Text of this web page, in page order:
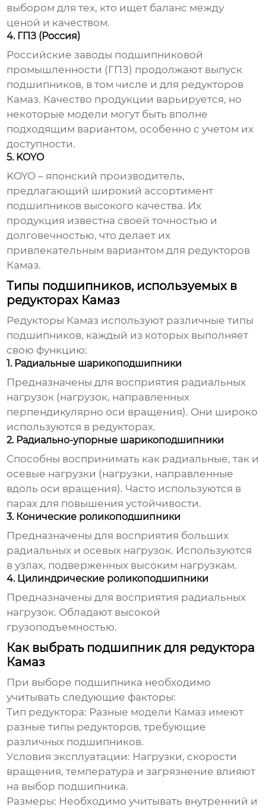
выбором для тех, кто ищет баланс между
ценой и качеством.
4. ГПЗ (Россия)
Российские заводы подшипниковой
промышленности (ГПЗ) продолжают выпуск
подшипников, в том числе и для редукторов
Камаз. Качество продукции варьируется, но
некоторые модели могут быть вполне
подходящим вариантом, особенно с учетом их
доступности.
5. KOYO
KOYO – японский производитель,
предлагающий широкий ассортимент
подшипников высокого качества. Их
продукция известна своей точностью и
долговечностью, что делает их
привлекательным вариантом для редукторов
Камаз.
Типы подшипников, используемых в
редукторах Камаз
Редукторы Камаз используют различные типы
подшипников, каждый из которых выполняет
свою функцию:
1. Радиальные шарикоподшипники
Предназначены для восприятия радиальных
нагрузок (нагрузок, направленных
перпендикулярно оси вращения). Они широко
используются в редукторах.
2. Радиально-упорные шарикоподшипники
Способны воспринимать как радиальные, так и
осевые нагрузки (нагрузки, направленные
вдоль оси вращения). Часто используются в
парах для повышения устойчивости.
3. Конические роликоподшипники
Предназначены для восприятия больших
радиальных и осевых нагрузок. Используются
в узлах, подверженных высоким нагрузкам.
4. Цилиндрические роликоподшипники
Предназначены для восприятия радиальных
нагрузок. Обладают высокой
грузоподъемностью.
Как выбрать подшипник для редуктора
Камаз
При выборе подшипника необходимо
учитывать следующие факторы:
Тип редуктора: Разные модели Камаз имеют
разные типы редукторов, требующие
различных подшипников.
Условия эксплуатации: Нагрузки, скорости
вращения, температура и загрязнение влияют
на выбор подшипника.
Размеры: Необходимо учитывать внутренний и